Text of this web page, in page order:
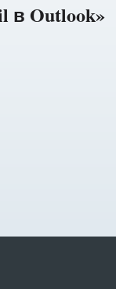
в Outlook»